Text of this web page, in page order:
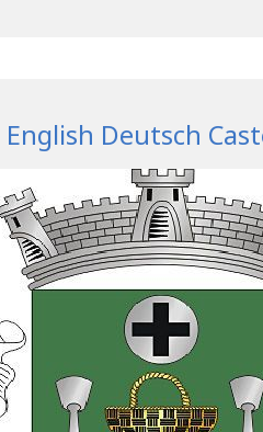
English Deutsch